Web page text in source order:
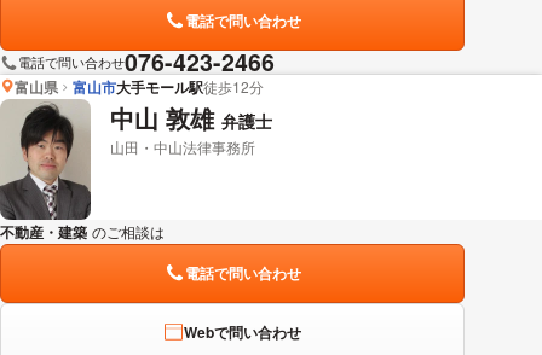
電話で問い合わせ
電話で問い合わせ076-423-2466
富山県 富山市大手モール駅徒歩12分
中山 敦雄 弁護士
山田・中山法律事務所
不動産・建築 のご相談は
電話で問い合わせ
Webで問い合わせ